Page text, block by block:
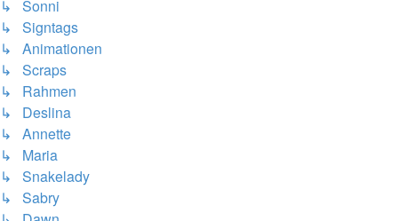
↳ Sonni
↳ Signtags
↳ Animationen
↳ Scraps
↳ Rahmen
↳ Deslina
↳ Annette
↳ Maria
↳ Snakelady
↳ Sabry